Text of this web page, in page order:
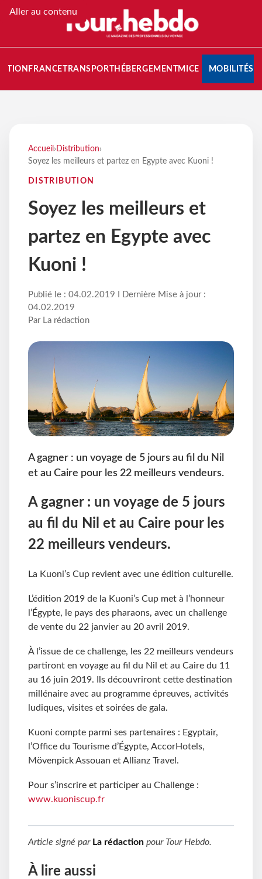
Aller au contenu
FRANCETRANSPORT HÉBERGEMENTMICE MOBILITÉS
Accueil › Distribution›
Soyez les meilleurs et partez en Egypte avec Kuoni !
DISTRIBUTION
Soyez les meilleurs et
partez en Egypte avec
Kuoni !
Publié le : 04.02.2019 I Dernière Mise à jour :
04.02.2019
Par La rédaction
A gagner : un voyage de 5 jours au fil du Nil
et au Caire pour les 22 meilleurs vendeurs.
A gagner : un voyage de 5 jours
au fil du Nil et au Caire pour les
22 meilleurs vendeurs.
La Kuoni’s Cup revient avec une édition culturelle.
L’édition 2019 de la Kuoni’s Cup met à l’honneur
l’Égypte, le pays des pharaons, avec un challenge
de vente du 22 janvier au 20 avril 2019.
À l’issue de ce challenge, les 22 meilleurs vendeurs
partiront en voyage au fil du Nil et au Caire du 11
au 16 juin 2019. Ils découvriront cette destination
millénaire avec au programme épreuves, activités
ludiques, visites et soirées de gala.
Kuoni compte parmi ses partenaires : Egyptair,
l’Office du Tourisme d’Égypte, AccorHotels,
Mövenpick Assouan et Allianz Travel.
Pour s’inscrire et participer au Challenge :
www.kuoniscup.fr
Article signé par La rédaction pour Tour Hebdo.
À lire aussi